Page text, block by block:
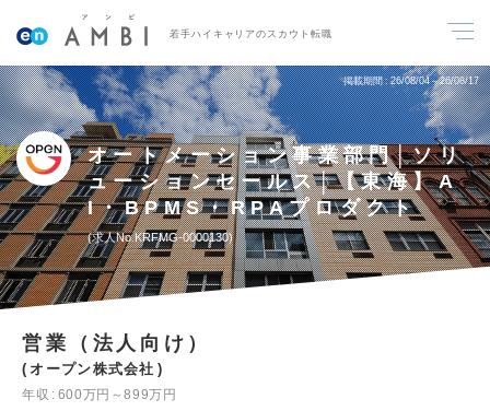
若手ハイキャリアのスカウト転職
掲載期間 26/08/04～26/08/17
オートメーション事業部門│ソリ
ューションセールス│【東海】A
I・BPMS・RPAプロダクト
求人No.KRFMG-0000130
営業（法人向け）
オープン株式会社
年収
600万円～899万円